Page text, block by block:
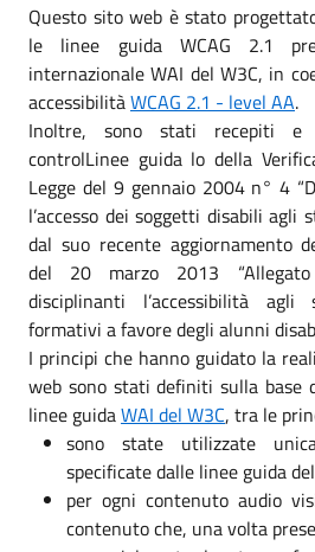
Questo sito web è stato
le linee guida WCAG 2.1
internazionale WAI del W3C, in
accessibilitàWCAG 2.1 - level AA.
Inoltre, sono stati recepiti
controlLinee guida lo della
Legge del 9 gennaio 2004 n° 4
l’accesso dei soggetti disabili
dal suo recente aggiornamento
del 20 marzo 2013
disciplinanti l’accessibilità
formativi a favore degli alunni
I principi che hanno guidato la
web sono stati definiti sulla base
linee guidaWAI del W3C, tra le
sono state utilizzate
specificate dalle linee guida
per ogni contenuto audio
contenuto che, una volta